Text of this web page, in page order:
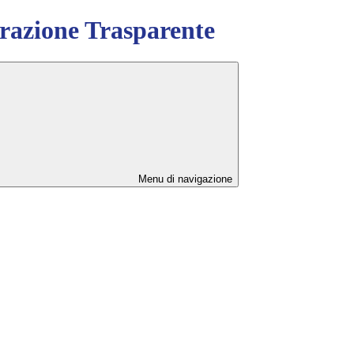
Trasparente
Menu di navigazione